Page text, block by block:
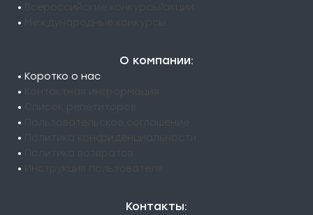
•
•
О компании:
• Коротко о нас
•
•
•
•
•
•
Контакты: